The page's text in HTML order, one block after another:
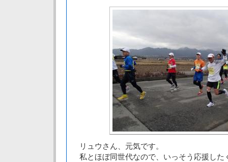
リュウさん、元気です。
私とほぼ同世代なので、いっそう応援した